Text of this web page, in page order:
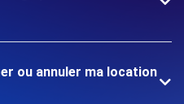
ou annuler ma location